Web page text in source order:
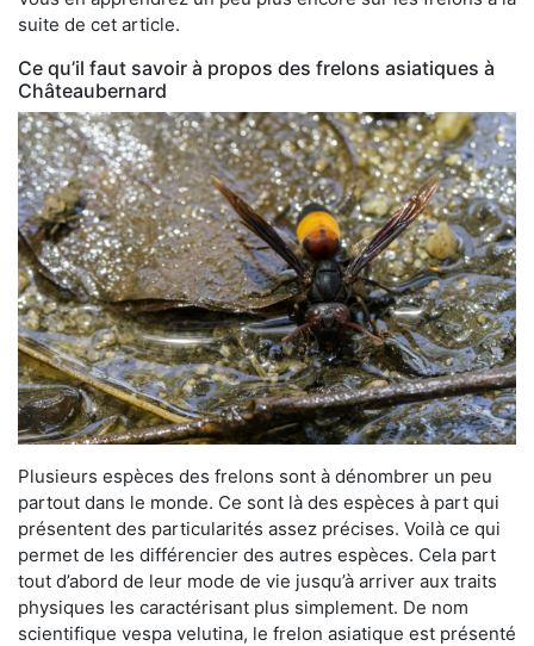
suite de cet article.
Ce qu’il faut savoir à propos des frelons asiatiques à
Châteaubernard
Plusieurs espèces des frelons sont à dénombrer un peu
partout dans le monde. Ce sont là des espèces à part qui
présentent des particularités assez précises. Voilà ce qui
permet de les différencier des autres espèces. Cela part
tout d’abord de leur mode de vie jusqu’à arriver aux traits
physiques les caractérisant plus simplement. De nom
scientifique vespa velutina, le frelon asiatique est présenté